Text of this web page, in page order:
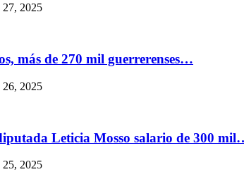
27, 2025
más de 270 mil guerrerenses…
26, 2025
Leticia Mosso salario de 300
25, 2025